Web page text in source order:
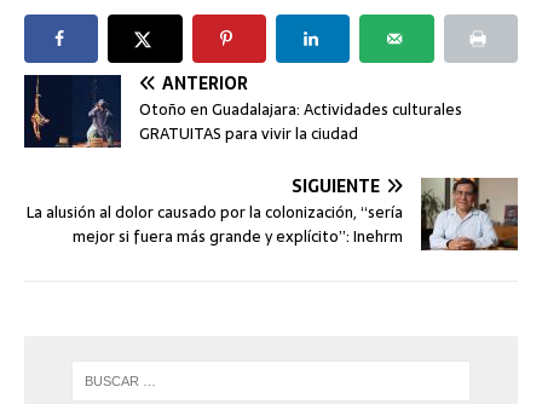
ANTERIOR
Otoño en Guadalajara: Actividades culturales
GRATUITAS para vivir la ciudad
SIGUIENTE
La alusión al dolor causado por la colonización, “sería
mejor si fuera más grande y explícito”: Inehrm